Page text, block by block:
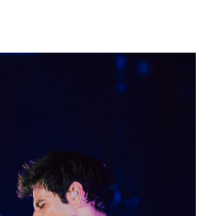
CINÉMA ET SÉRIES
Disclosure Day : le retour en grâce
de Steven Spielberg